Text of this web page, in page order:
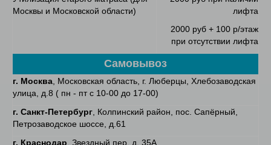
Москвы и Московской области)
лифта
2000 руб + 100 р/этаж
при отсутствии лифта
Самовывоз
г. Москва , Московская область, г. Люберцы, Хлебозаводская
улица, д.8 ( пн - пт с 10-00 до 17-00)
г. Санкт-Петербург , Колпинский район, пос. Сапёрный,
Петрозаводское шоссе, д.61
г. Краснодар , Звездный пер, д. 35А